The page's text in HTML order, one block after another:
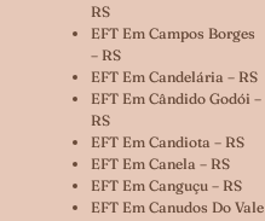
RS
EFT Em Campos Borges
– RS
EFT Em Candelária – RS
EFT Em Cândido Godói –
RS
EFT Em Candiota – RS
EFT Em Canela – RS
EFT Em Canguçu – RS
EFT Em Canudos Do Vale